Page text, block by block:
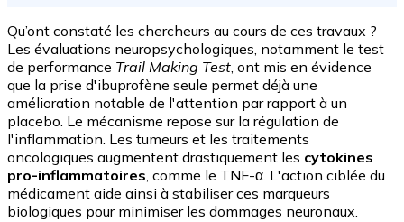
Qu’ont constaté les chercheurs au cours de ces travaux ?
Les évaluations neuropsychologiques, notamment le test
de performance Trail Making Test, ont mis en évidence
que la prise d'ibuprofène seule permet déjà une
amélioration notable de l'attention par rapport à un
placebo. Le mécanisme repose sur la régulation de
l'inflammation. Les tumeurs et les traitements
oncologiques augmentent drastiquement les cytokines
pro-inflammatoires, comme le TNF-α. L'action ciblée du
médicament aide ainsi à stabiliser ces marqueurs
biologiques pour minimiser les dommages neuronaux.